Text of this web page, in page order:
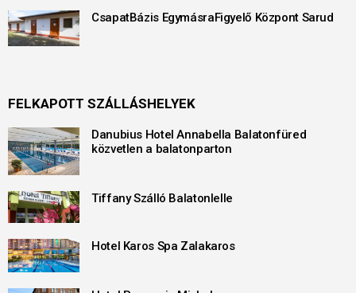
CsapatBázis EgymásraFigyelő Központ Sarud
FELKAPOTT SZÁLLÁSHELYEK
Danubius Hotel Annabella Balatonfüred
közvetlen a balatonparton
Tiffany Szálló Balatonlelle
Hotel Karos Spa Zalakaros